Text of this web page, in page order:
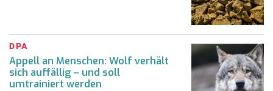
DPA
Appell an Menschen: Wolf verhält
sich auffällig – und soll
umtrainiert werden